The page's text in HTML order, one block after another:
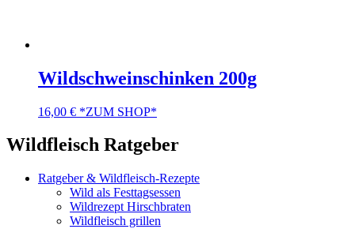
Wildschweinschinken 200g
16,00 € *ZUM SHOP*
Wildfleisch Ratgeber
Ratgeber & Wildfleisch-Rezepte
Wild als Festtagsessen
Wildrezept Hirschbraten
Wildfleisch grillen